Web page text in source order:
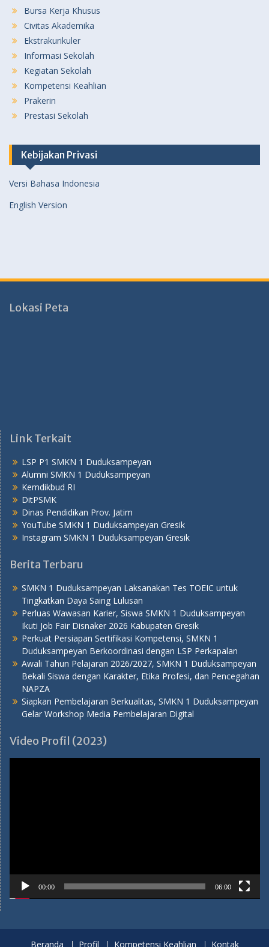
Bursa Kerja Khusus
Civitas Akademika
Ekstrakurikuler
Informasi Sekolah
Kegiatan Sekolah
Kompetensi Keahlian
Prakerin
Prestasi Sekolah
Kebijakan Privasi
Versi Bahasa Indonesia
English Version
Lokasi Peta
Link Terkait
LSP P1 SMKN 1 Duduksampeyan
Alumni SMKN 1 Duduksampeyan
Kemdikbud RI
DitPSMK
Dinas Pendidikan Prov. Jatim
YouTube SMKN 1 Duduksampeyan Gresik
Instagram SMKN 1 Duduksampeyan Gresik
Berita Terbaru
SMKN 1 Duduksampeyan Laksanakan Tes TOEIC untuk
Tingkatkan Daya Saing Lulusan
Perluas Wawasan Karier, Siswa SMKN 1 Duduksampeyan
Ikuti Job Fair Disnaker 2026 Kabupaten Gresik
Perkuat Persiapan Sertifikasi Kompetensi, SMKN 1
Duduksampeyan Berkoordinasi dengan LSP Perkapalan
Awali Tahun Pelajaran 2026/2027, SMKN 1 Duduksampeyan
Bekali Siswa dengan Karakter, Etika Profesi, dan Pencegahan
NAPZA
Siapkan Pembelajaran Berkualitas, SMKN 1 Duduksampeyan
Gelar Workshop Media Pembelajaran Digital
Video Profil (2023)
00:00 06:00
Beranda Profil Kompetensi Keahlian Kontak